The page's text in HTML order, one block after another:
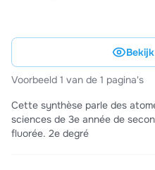
Voorbeeld 1 van de 1 pagina's
Cette synthèse parle des
sciences de 3e année de
fluorée. 2e degré